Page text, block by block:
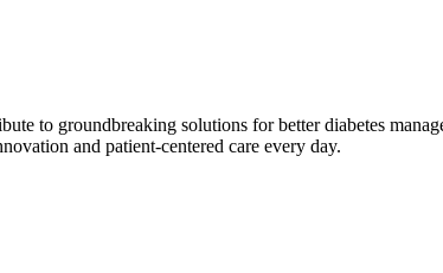
to groundbreaking solutions for better diabetes
and patient-centered care every day.